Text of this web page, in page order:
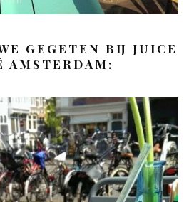
GEGETEN BIJ JUICE
AMSTERDAM: